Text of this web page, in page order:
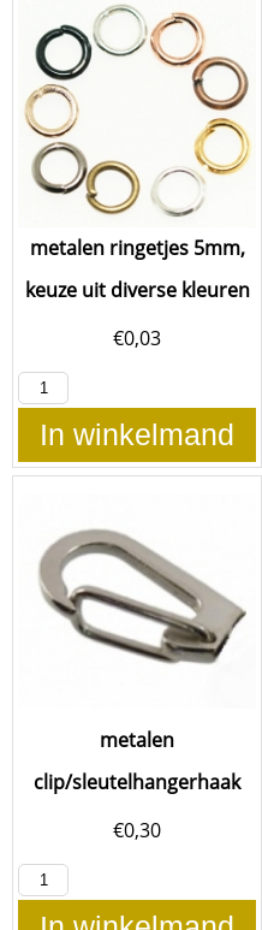
metalen ringetjes 5mm,
keuze uit diverse kleuren
€0,03
In winkelmand
metalen
clip/sleutelhangerhaak
€0,30